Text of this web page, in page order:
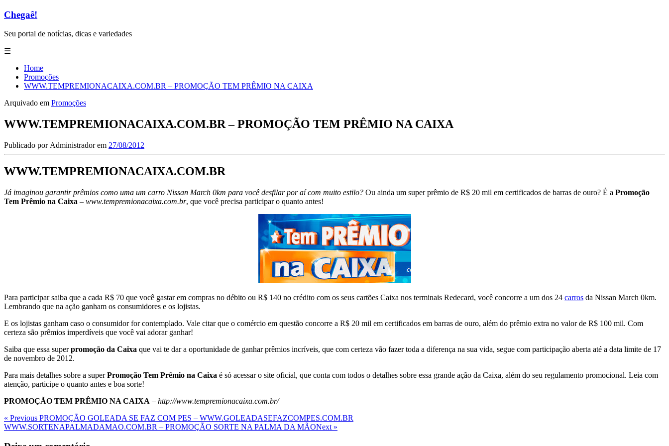
Chegaê!
Seu portal de notícias, dicas e variedades
☰
Home
Promoções
WWW.TEMPREMIONACAIXA.COM.BR – PROMOÇÃO TEM PRÊMIO NA CAIXA
Arquivado em Promoções
WWW.TEMPREMIONACAIXA.COM.BR – PROMOÇÃO TEM PRÊMIO NA CAIXA
Publicado por Administradorem 27/08/2012
WWW.TEMPREMIONACAIXA.COM.BR
Já imaginou garantir prêmios como uma um carro Nissan March 0km para você desfilar por aí com muito estilo? Ou ainda um super prêmio de R$ 20 mil em certificados de barras de ouro? É a Promoção
Tem Prêmio na Caixa – www.tempremionacaixa.com.br, que você precisa participar o quanto antes!
Para participar saiba que a cada R$ 70 que você gastar em compras no débito ou R$ 140 no crédito com os seus cartões Caixa nos terminais Redecard, você concorre a um dos 24 carros da Nissan March 0km.
Lembrando que na ação ganham os consumidores e os lojistas.
E os lojistas ganham caso o consumidor for contemplado. Vale citar que o comércio em questão concorre a R$ 20 mil em certificados em barras de ouro, além do prêmio extra no valor de R$ 100 mil. Com
certeza são prêmios imperdíveis que você vai adorar ganhar!
Saiba que essa superpromoção da Caixa que vai te dar a oportunidade de ganhar prêmios incríveis, que com certeza vão fazer toda a diferença na sua vida, segue com participação aberta até a data limite de 17
de novembro de 2012.
Para mais detalhes sobre a superPromoção Tem Prêmio na Caixa é só acessar o site oficial, que conta com todos o detalhes sobre essa grande ação da Caixa, além do seu regulamento promocional. Leia com
atenção, participe o quanto antes e boa sorte!
PROMOÇÃO TEM PRÊMIO NA CAIXA – http://www.tempremionacaixa.com.br/
Navegação
de
Previous
Post
« Previous PROMOÇÃO GOLEADA SE FAZ COM PES – WWW.GOLEADASEFAZCOMPES.COM.BR
Next
WWW.SORTENAPALMADAMAO.COM.BR – PROMOÇÃO SORTE NA PALMA DA MÃONext »